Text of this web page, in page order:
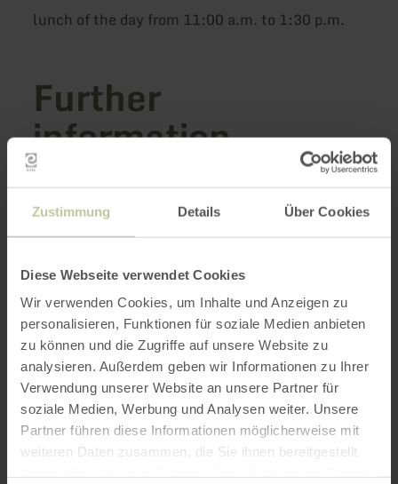
Zustimmung Details Über Cookies
Diese Webseite verwendet Cookies
Wir verwenden Cookies, um Inhalte und Anzeigen zu
personalisieren, Funktionen für soziale Medien anbieten
zu können und die Zugriffe auf unsere Website zu
analysieren. Außerdem geben wir Informationen zu Ihrer
Verwendung unserer Website an unsere Partner für
soziale Medien, Werbung und Analysen weiter. Unsere
Partner führen diese Informationen möglicherweise mit
weiteren Daten zusammen, die Sie ihnen bereitgestellt
lunch of the day from 11:00 a.m. to 1:30 p.m.
Further
information
Opening hours
Features / Special features
Categories
Impressions